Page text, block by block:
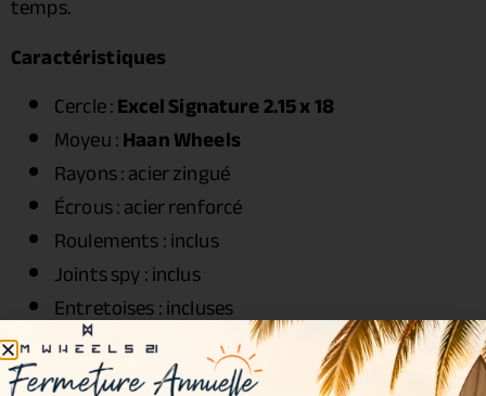
Caractéristiques
Cercle :Excel Signature 2.15 x 18
Moyeu :Haan Wheels
Rayons : acier zingué
Écrous : acier renforcé
Roulements : inclus
Joints spy : inclus
Entretoises : incluses
Visserie : incluse
Couleurs disponibles